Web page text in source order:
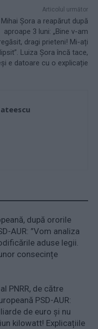
Articolul următor
Mihai Șora a reapărut după
aproape 3 luni: „Bine v-am
dragi prieteni! Mi-ați
lipsit”. Luiza Șora încă tace,
e datoare cu o explicație
după ororile
AUR: ”Vom analiza
aduse legii.
consecințe
PNRR, de către
PSD-AUR:
de euro și nu
kilowatt! Explicațiile